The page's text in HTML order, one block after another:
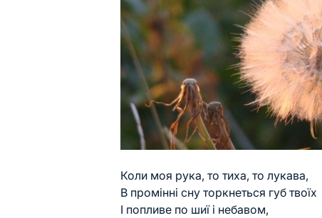
Коли моя рука, то тиха, то лукава,
В промінні сну торкнеться губ твоїх
І попливе по шиї і небавом,